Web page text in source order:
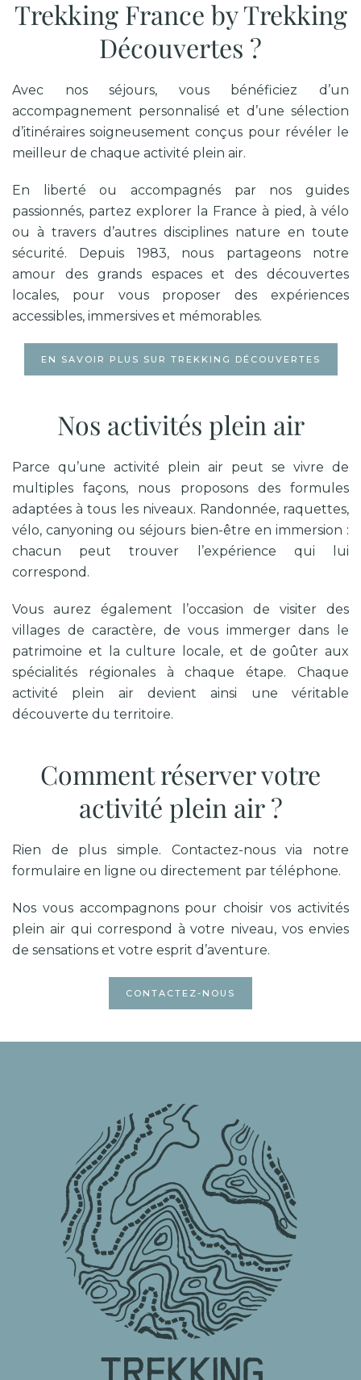
Trekking France by Trekking
Découvertes ?
Avec nos séjours, vous bénéficiez d’un
accompagnement personnalisé et d’une sélection
d’itinéraires soigneusement conçus pour révéler le
meilleur de chaque activité plein air.
En liberté ou accompagnés par nos guides
passionnés, partez explorer la France à pied, à vélo
ou à travers d’autres disciplines nature en toute
sécurité. Depuis 1983, nous partageons notre
amour des grands espaces et des découvertes
locales, pour vous proposer des expériences
accessibles, immersives et mémorables.
EN SAVOIR PLUS SUR TREKKING DÉCOUVERTES
Nos activités plein air
Parce qu’une activité plein air peut se vivre de
multiples façons, nous proposons des formules
adaptées à tous les niveaux. Randonnée, raquettes,
vélo, canyoning ou séjours bien-être en immersion :
chacun peut trouver l’expérience qui lui
correspond.
Vous aurez également l’occasion de visiter des
villages de caractère, de vous immerger dans le
patrimoine et la culture locale, et de goûter aux
spécialités régionales à chaque étape. Chaque
activité plein air devient ainsi une véritable
découverte du territoire.
Comment réserver votre
activité plein air ?
Rien de plus simple. Contactez-nous via notre
formulaire en ligne ou directement par téléphone.
Nos vous accompagnons pour choisir vos activités
plein air qui correspond à votre niveau, vos envies
de sensations et votre esprit d’aventure.
CONTACTEZ-NOUS